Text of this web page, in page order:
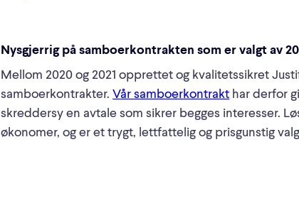
Nysgjerrig på samboerkontrakten som er valgt av
Mellom 2020 og 2021 opprettet og kvalitetssikret
samboerkontrakter. Vår samboerkontrakt har derfor
skreddersy en avtale som sikrer begges interesser.
økonomer, og er et trygt, lettfattelig og prisgunstig